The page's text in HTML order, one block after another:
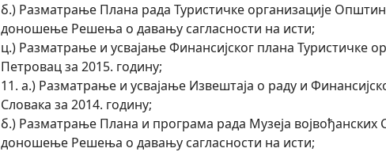
б.) Разматрање Плана рада Туристичке организације
доношење Решења о давању сагласности на исти;
ц.) Разматрање и усвајање Финансијског плана Туристичке
Петровац за 2015. годину;
11. а.) Разматрање и усвајање Извештаја о раду и
Словака за 2014. годину;
б.) Разматрање Плана и програма рада Музеја војвођанских
доношење Решења о давању сагласности на исти;